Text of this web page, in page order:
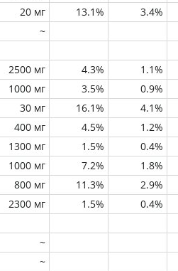
20 мг 13.1% 3.4%
~
2500 мг 4.3% 1.1%
1000 мг 3.5% 0.9%
30 мг 16.1% 4.1%
400 мг 4.5% 1.2%
1300 мг 1.5% 0.4%
1000 мг 7.2% 1.8%
800 мг 11.3% 2.9%
2300 мг 1.5% 0.4%
~
~